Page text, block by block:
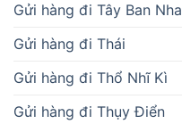
Gửi hàng đi Tây Ban Nha
Gửi hàng đi Thái
Gửi hàng đi Thổ Nhĩ Kì
Gửi hàng đi Thụy Điển